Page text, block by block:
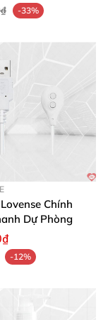
-33%
Chính
Dự Phòng
-12%